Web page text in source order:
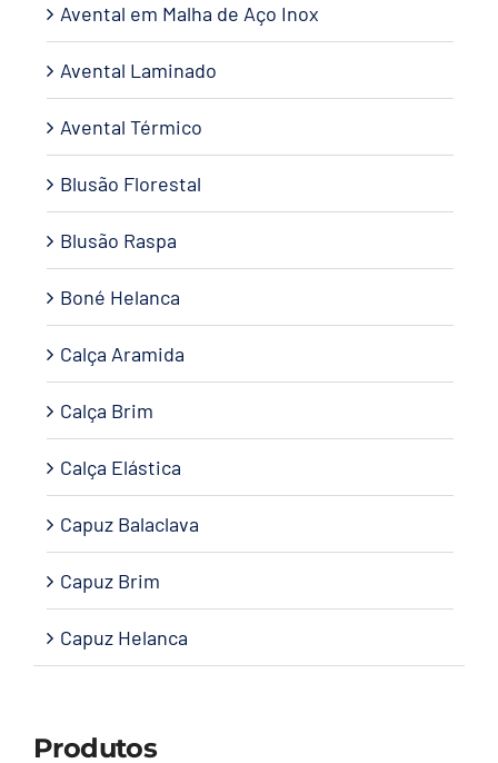
Produtos
Avental em Malha de Aço Inox
Avental Laminado
Avental Térmico
Blusão Florestal
Blusão Raspa
Boné Helanca
Calça Aramida
Calça Brim
Calça Elástica
Capuz Balaclava
Capuz Brim
Capuz Helanca